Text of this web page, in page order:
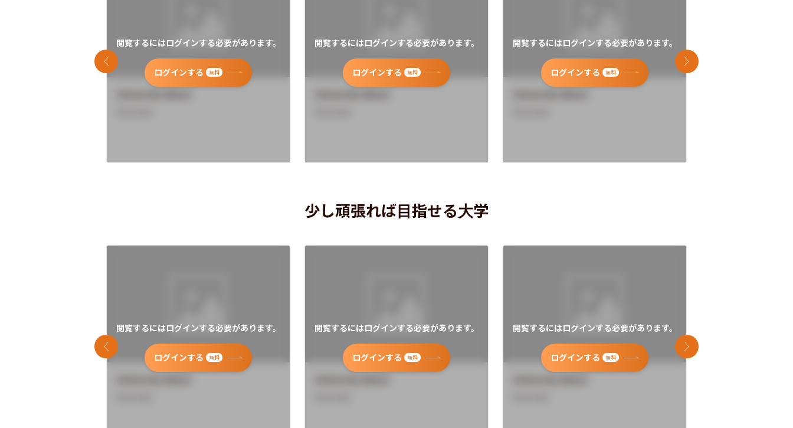
閲覧するにはログインする必要があります。
ログインする 無料
閲覧するにはログインする必要があります。
ログインする 無料
閲覧するにはログインする必要があります。
ログインする 無料
前のスライド 次のスライド
少し頑張れば目指せる大学
閲覧するにはログインする必要があります。
ログインする 無料
閲覧するにはログインする必要があります。
ログインする 無料
閲覧するにはログインする必要があります。
ログインする 無料
前のスライド 次のスライド